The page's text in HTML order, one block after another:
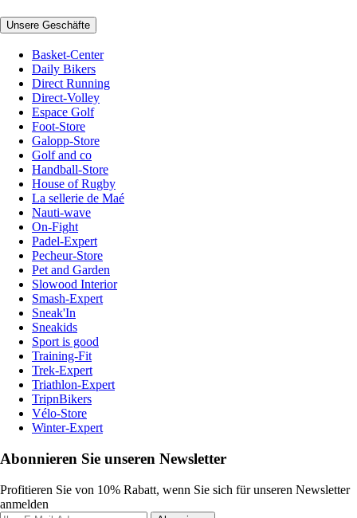
Unsere Geschäfte
Basket-Center
Daily Bikers
Direct Running
Direct-Volley
Espace Golf
Foot-Store
Galopp-Store
Golf and co
Handball-Store
House of Rugby
La sellerie de Maé
Nauti-wave
On-Fight
Padel-Expert
Pecheur-Store
Pet and Garden
Slowood Interior
Smash-Expert
Sneak'In
Sneakids
Sport is good
Training-Fit
Trek-Expert
Triathlon-Expert
TripnBikers
Vélo-Store
Winter-Expert
Abonnieren Sie unseren Newsletter
Profitieren Sie von 10% Rabatt, wenn Sie sich für unseren Newsletter
anmelden